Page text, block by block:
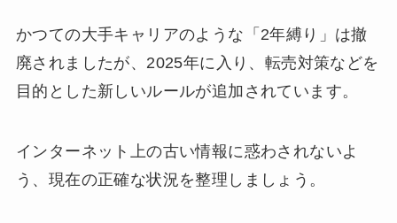
かつての大手キャリアのような「2年縛り」は撤
廃されましたが、2025年に入り、転売対策などを
目的とした新しいルールが追加されています。
インターネット上の古い情報に惑わされないよ
う、現在の正確な状況を整理しましょう。